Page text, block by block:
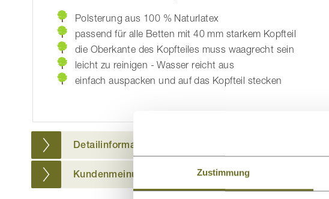
Zustimmung
Polsterung aus 100 % Naturlatex
passend für alle Betten mit 40 mm starkem Kopfteil
die Oberkante des Kopfteiles muss waagrecht sein
leicht zu reinigen - Wasser reicht aus
einfach auspacken und auf das Kopfteil stecken
Detailinformationen
Kundenmeinungen